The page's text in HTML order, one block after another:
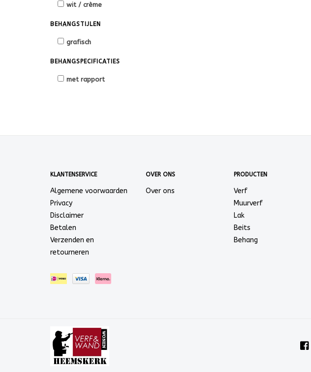
wit / crème
BEHANGSTIJLEN
grafisch
BEHANGSPECIFICATIES
met rapport
KLANTENSERVICE
Algemene voorwaarden
Privacy
Disclaimer
Betalen
Verzenden en
retourneren
OVER ONS
Over ons
PRODUCTEN
Verf
Muurverf
Lak
Beits
Behang